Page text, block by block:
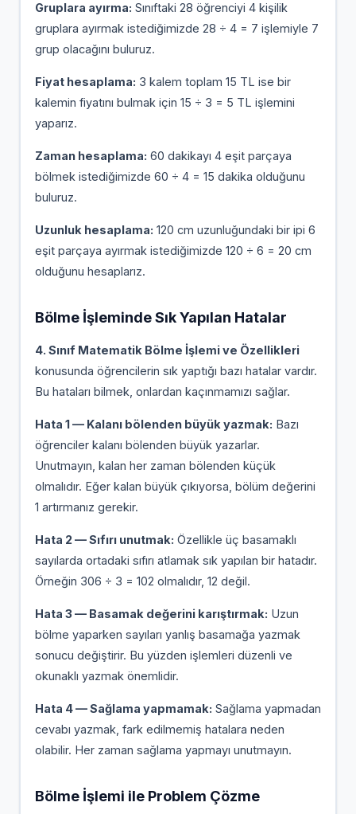
Gruplara ayırma: Sınıftaki 28 öğrenciyi 4 kişilik
gruplara ayırmak istediğimizde 28 ÷ 4 = 7 işlemiyle 7
grup olacağını buluruz.
Fiyat hesaplama: 3 kalem toplam 15 TL ise bir
kalemin fiyatını bulmak için 15 ÷ 3 = 5 TL işlemini
yaparız.
Zaman hesaplama: 60 dakikayı 4 eşit parçaya
bölmek istediğimizde 60 ÷ 4 = 15 dakika olduğunu
buluruz.
Uzunluk hesaplama: 120 cm uzunluğundaki bir ipi 6
eşit parçaya ayırmak istediğimizde 120 ÷ 6 = 20 cm
olduğunu hesaplarız.
Bölme İşleminde Sık Yapılan Hatalar
4. Sınıf Matematik Bölme İşlemi ve Özellikleri
konusunda öğrencilerin sık yaptığı bazı hatalar vardır.
Bu hataları bilmek, onlardan kaçınmamızı sağlar.
Hata 1 — Kalanı bölenden büyük yazmak: Bazı
öğrenciler kalanı bölenden büyük yazarlar.
Unutmayın, kalan her zaman bölenden küçük
olmalıdır. Eğer kalan büyük çıkıyorsa, bölüm değerini
1 artırmanız gerekir.
Hata 2 — Sıfırı unutmak: Özellikle üç basamaklı
sayılarda ortadaki sıfırı atlamak sık yapılan bir hatadır.
Örneğin 306 ÷ 3 = 102 olmalıdır, 12 değil.
Hata 3 — Basamak değerini karıştırmak: Uzun
bölme yaparken sayıları yanlış basamağa yazmak
sonucu değiştirir. Bu yüzden işlemleri düzenli ve
okunaklı yazmak önemlidir.
Hata 4 — Sağlama yapmamak: Sağlama yapmadan
cevabı yazmak, fark edilmemiş hatalara neden
olabilir. Her zaman sağlama yapmayı unutmayın.
Bölme İşlemi ile Problem Çözme